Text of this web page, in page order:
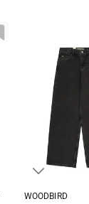
WOODBIRD